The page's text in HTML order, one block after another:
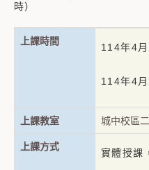
時）
上課時間
114年4
114年4
上課教室 城中校區
上課方式
實體授課